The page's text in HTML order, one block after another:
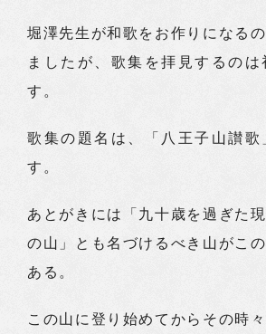
堀澤先生が和歌をお作りになる
ましたが、歌集を拝見するのは
す。
歌集の題名は、「八王子山讃歌
す。
あとがきには「九十歳を過ぎた
の山」とも名づけるべき山がこ
ある。
この山に登り始めてからその時